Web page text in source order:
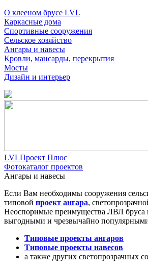
О клееном брусе LVL
Каркасные дома
Спортивные сооружения
Сельское хозяйство
Ангары и навесы
Кровли, мансарды, перекрытия
Мосты
Дизайн и интерьер
LVLПроект Плюс
Фотокаталог проектов
Ангары и навесы
Если Вам необходимы сооружения
типовой проект ангара,
Неоспоримые преимущества ЛВЛ бруса
выгодными и чрезвычайно
Типовые проекты ангаров
Типовые проекты навесов
а также других светопрозрачных